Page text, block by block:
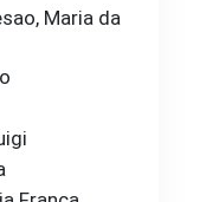
Maria da